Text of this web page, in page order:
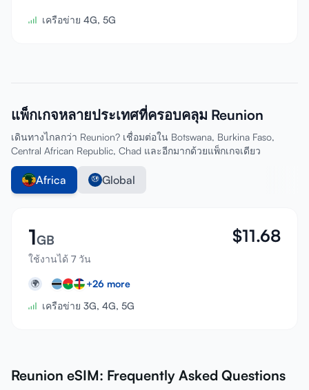
เครือข่าย 4G, 5G
แพ็กเกจหลายประเทศที่ครอบคลุม Reunion
เดินทางไกลกว่า Reunion? เชื่อมต่อใน Botswana, Burkina Faso,
Central African Republic, Chad และอีกมากด้วยแพ็กเกจเดียว
Africa Global
1GB
ใช้งานได้ 7 วัน
$11.68
🌍 +26 more
เครือข่าย 3G, 4G, 5G
Reunion eSIM: Frequently Asked Questions